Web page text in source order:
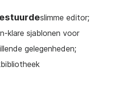
slimme editor;
klare sjablonen voor
gelegenheden;